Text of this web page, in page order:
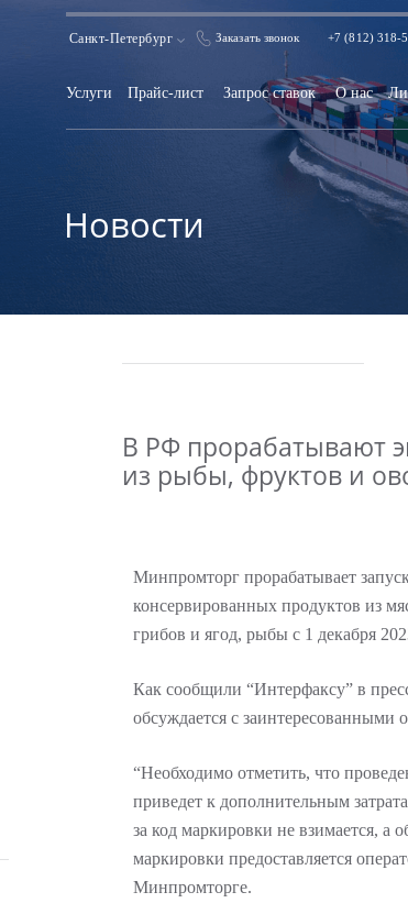
Санкт-Петербург Заказать звонок +7 (812) 318-
Услуги Прайс-лист Запрос ставок О нас
Новости
В РФ прорабатывают
из рыбы, фруктов и
Минпромторг прорабатывает
консервированных продуктов из
грибов и ягод, рыбы с 1 декабря
Как сообщили “Интерфаксу” в
обсуждается с заинтересованными
“Необходимо отметить, что
приведет к дополнительным
за код маркировки не взимается, а
маркировки предоставляется
Минпромторге.